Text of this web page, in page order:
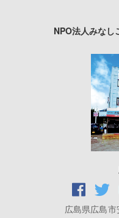
NPO法人みなし
広島県広島